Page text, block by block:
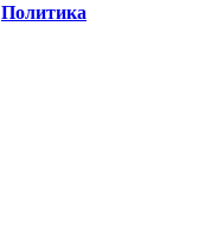
Политика